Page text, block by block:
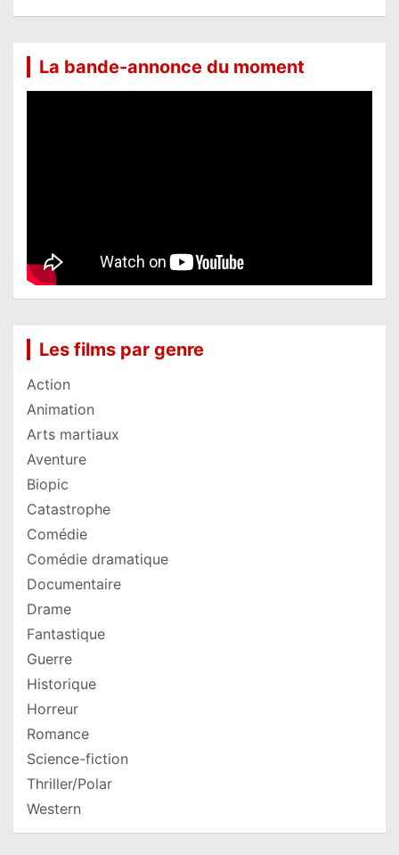
La bande-annonce du moment
Les films par genre
Action
Animation
Arts martiaux
Aventure
Biopic
Catastrophe
Comédie
Comédie dramatique
Documentaire
Drame
Fantastique
Guerre
Historique
Horreur
Romance
Science-fiction
Thriller/Polar
Western